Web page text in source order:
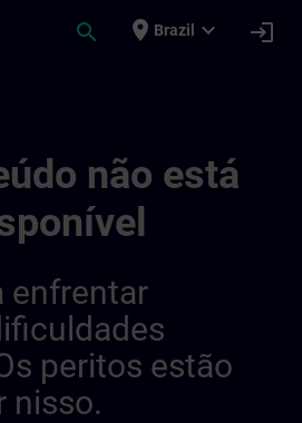
search place Brazil expand_more login
não está
enfrentar
peritos estão
nisso.